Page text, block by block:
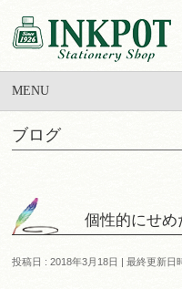
MENU
ブログ
個性的にせめ
投稿日 : 2018年3月18日 最終更新日